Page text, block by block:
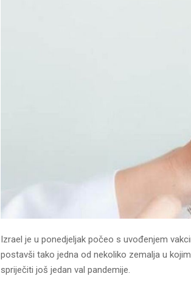
Izrael je u ponedjeljak počeo s uvođenjem
postavši tako jedna od nekoliko zemalja u
spriječiti još jedan val pandemije.